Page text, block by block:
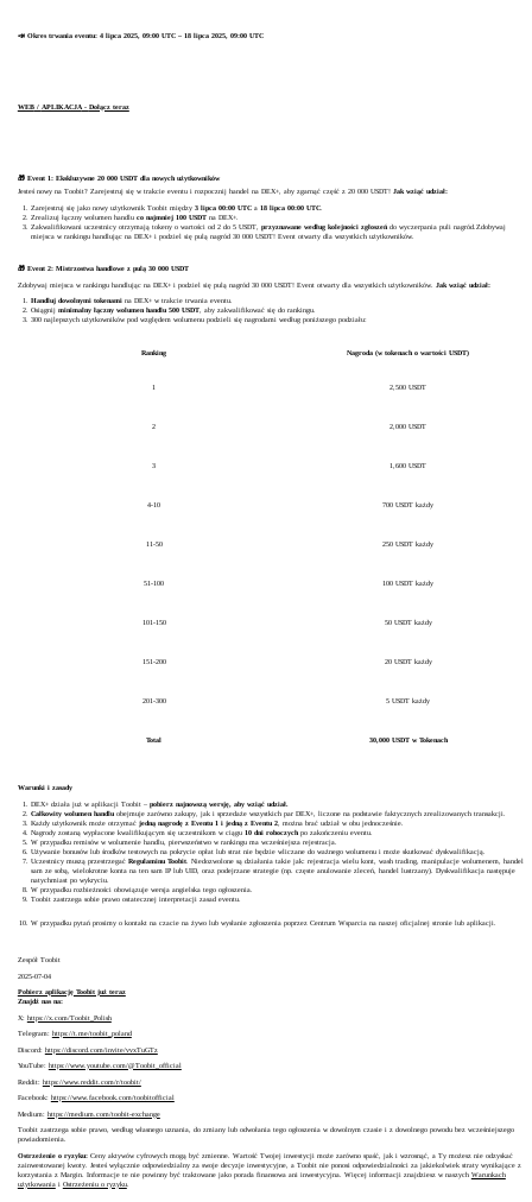
📣 Okres trwania eventu: 4 lipca 2025, 09:00 UTC – 18 lipca 2025, 09:00 UTC
WEB/ APLIKACJA- Dołącz teraz
🎁 Event 1: Ekskluzywne 20 000 USDT dla nowych użytkowników
Jesteś nowy na Toobit? Zarejestruj się w trakcie eventu i rozpocznij handel na DEX+, aby zgarnąć część z 20 000 USDT! Jak wziąć udział:
Zarejestruj się jako nowy użytkownik Toobit między 3 lipca 00:00 UTCa 18 lipca 00:00 UTC.
Zrealizuj łączny wolumen handluco najmniej 100 USDT na DEX+.
Zakwalifikowani uczestnicy otrzymają tokeny o wartości od 2 do 5 USDT, przyznawane według kolejności zgłoszeńdo wyczerpania puli nagród.Zdobywaj
miejsca w rankingu handlując na DEX+ i podziel się pulą nagród 30 000 USDT! Event otwarty dla wszystkich użytkowników.
🎁 Event 2: Mistrzostwa handlowe z pulą 30 000 USDT
Zdobywaj miejsca w rankingu handlując na DEX+ i podziel się pulą nagród 30 000 USDT! Event otwarty dla wszystkich użytkowników. Jak wziąć udział:
Handluj dowolnymi tokenamina DEX+ w trakcie trwania eventu.
Osiągnij minimalny łączny wolumen handlu 500 USDT, aby zakwalifikować się do rankingu.
300 najlepszych użytkowników pod względem wolumenu podzieli się nagrodami według poniższego podziału:
Ranking Nagroda (w tokenach o wartości USDT)
1 2,500 USDT
2 2,000 USDT
3 1,600 USDT
4-10 700 USDT każdy
11-50 250 USDT każdy
51-100 100 USDT każdy
101-150 50 USDT każdy
151-200 20 USDT każdy
201-300 5 USDT każdy
Total 30,000 USDT w Tokenach
Warunki i zasady
DEX+ działa już w aplikacji Toobit –pobierz najnowszą wersję, aby wziąć udział.
Całkowity wolumen handluobejmuje zarówno zakupy, jak i sprzedaże wszystkich par DEX+, liczone na podstawie faktycznych zrealizowanych transakcji.
Każdy użytkownik może otrzymaćjedną nagrodę z Eventu 1 i jedną z Eventu 2, można brać udział w obu jednocześnie.
Nagrody zostaną wypłacone kwalifikującym się uczestnikom w ciągu 10 dni roboczychpo zakończeniu eventu.
W przypadku remisów w wolumenie handlu, pierwszeństwo w rankingu ma wcześniejsza rejestracja.
Używanie bonusów lub środków testowych na pokrycie opłat lub strat nie będzie wliczane do ważnego wolumenu i może skutkować dyskwalifikacją.
Uczestnicy muszą przestrzegaćRegulaminu Toobit. Niedozwolone są działania takie jak: rejestracja wielu kont, wash trading, manipulacje wolumenem, handel
sam ze sobą, wielokrotne konta na ten sam IP lub UID, oraz podejrzane strategie (np. częste anulowanie zleceń, handel lustrzany). Dyskwalifikacja następuje
natychmiast po wykryciu.
W przypadku rozbieżności obowiązuje wersja angielska tego ogłoszenia.
Toobit zastrzega sobie prawo ostatecznej interpretacji zasad eventu.
W przypadku pytań prosimy o kontakt na czacie na żywo lub wysłanie zgłoszenia poprzez Centrum Wsparcia na naszej oficjalnej stronie lub aplikacji.
Zespół Toobit
2025-07-04
Pobierz aplikację Toobit już teraz
Znajdź nas na:
X: https://x.com/Toobit_Polish
Telegram: https://t.me/toobit_ poland
Discord: https://discord.com/invite/vvxTuGTz
YouTube: https://www.youtube.com/@Toobit_official
Reddit: https://www.reddit.com/r/toobit/
Facebook: https://www.facebook.com/toobitofficial
Medium: https://medium.com/toobit-exchange
Toobit zastrzega sobie prawo, według własnego uznania, do zmiany lub odwołania tego ogłoszenia w dowolnym czasie i z dowolnego powodu bez wcześniejszego
powiadomienia.
Ostrzeżenie o ryzyku: Ceny aktywów cyfrowych mogą być zmienne. Wartość Twojej inwestycji może zarówno spaść, jak i wzrosnąć, a Ty możesz nie odzyskać
zainwestowanej kwoty. Jesteś wyłącznie odpowiedzialny za swoje decyzje inwestycyjne, a Toobit nie ponosi odpowiedzialności za jakiekolwiek straty wynikające z
korzystania z Margin. Informacje te nie powinny być traktowane jako porada finansowa ani inwestycyjna. Więcej informacji znajdziesz w naszych Warunkach
użytkowaniai Ostrzeżeniu o ryzyku.